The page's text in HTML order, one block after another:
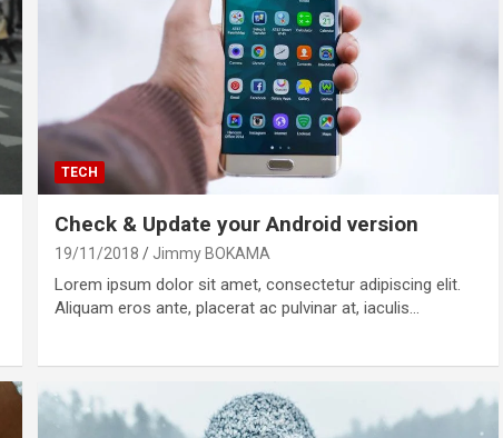
TECH
Check & Update your Android version
19/11/2018 Jimmy BOKAMA
Lorem ipsum dolor sit amet, consectetur adipiscing elit.
Aliquam eros ante, placerat ac pulvinar at, iaculis…